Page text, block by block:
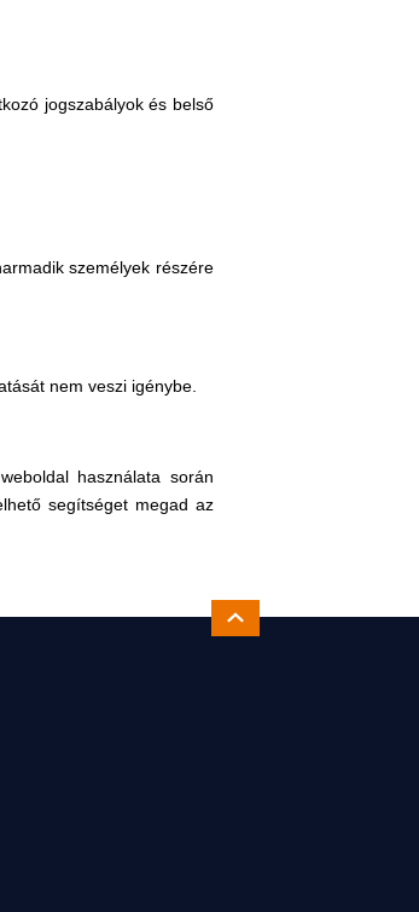
jogszabályok és belső
személyek részére
nem veszi igénybe.
használata során
segítséget megad az
Ugrás az oldal tetejére